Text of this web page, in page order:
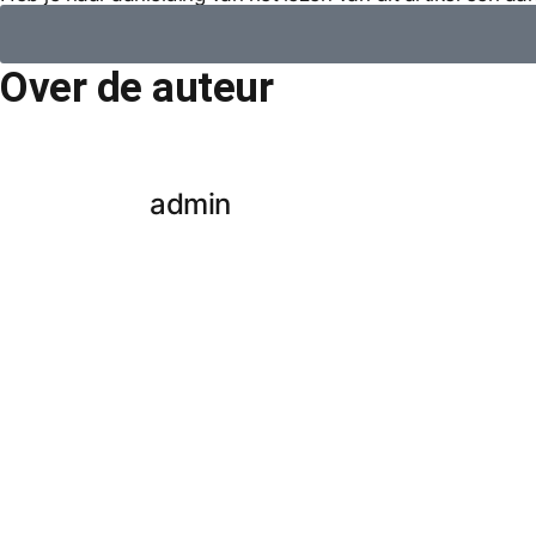
Over de auteur
admin